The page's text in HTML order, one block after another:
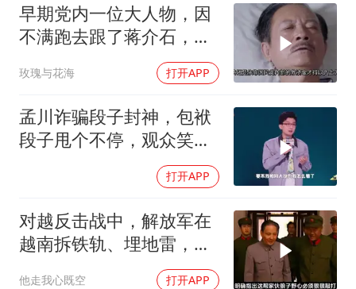
笔试第一被劝弃考涉事副校长被撤职
白海豚5次眼壁置换
构建更高水平的全民健身公共服务体系
早期党内一位大人物，因
不满跑去跟了蒋介石，不
玫瑰与花海 打开APP
孟川诈骗段子封神，包袱
段子甩个不停，观众笑到
打开APP
对越反击战中，解放军在
越南拆铁轨、埋地雷，是
他走我心既空 打开APP